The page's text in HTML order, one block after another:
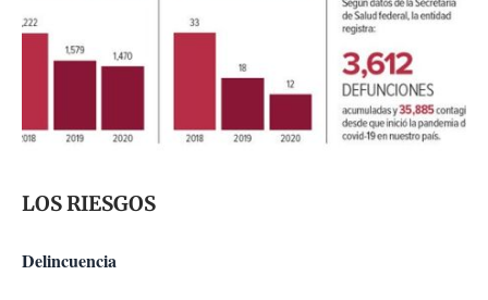
LOS RIESGOS
Delincuencia